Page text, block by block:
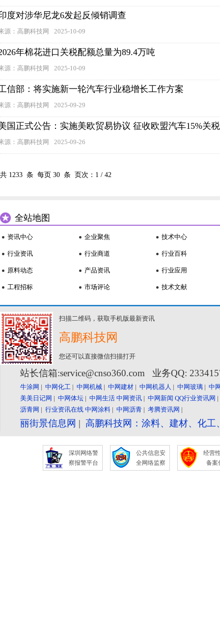
度对涉华尼龙6发起反倾销调查
源：高鹏科技网 2025-10-09
年棉花进口关税配额总量为89.4万吨
源：高鹏科技网 2025-10-09
信部：将实施新一轮汽车行业稳增长工作方案
源：高鹏科技网 2025-09-29
国正式公告：实施美欧贸易协议 征收欧盟汽车15%关税
源：高鹏科技网 2025-09-26
共 1233 条 每页 30 条 页次： 1 / 42
全站地图
资讯中心
行业资讯
原料动态
工程招标
企业聚焦
行业商道
产品资讯
市场评论
技术中心
行业百科
行业应用
技术文献
扫描二维码，获取手机版最新资讯
高鹏科技网
您还可以直接微信扫描打开
站长信箱:service@cnso360.com 业务QQ:
牛涂网 | 中网化工 | 中网机械 | 中网建材 | 中网机器人 | 中网玻璃 | 中
美美日记网 | 中网体坛 | 中网生活 中网资讯 | 中网新闻 QQ行业资讯网
沥青网 | 行业资讯在线 中网涂料 | 中网沥青 | 考腾资讯网 |
丽街景信息网 | 高鹏科技网：涂料、建材、化
深圳网络警
察报警平台
公共信息安
全网络监察
经营
备案